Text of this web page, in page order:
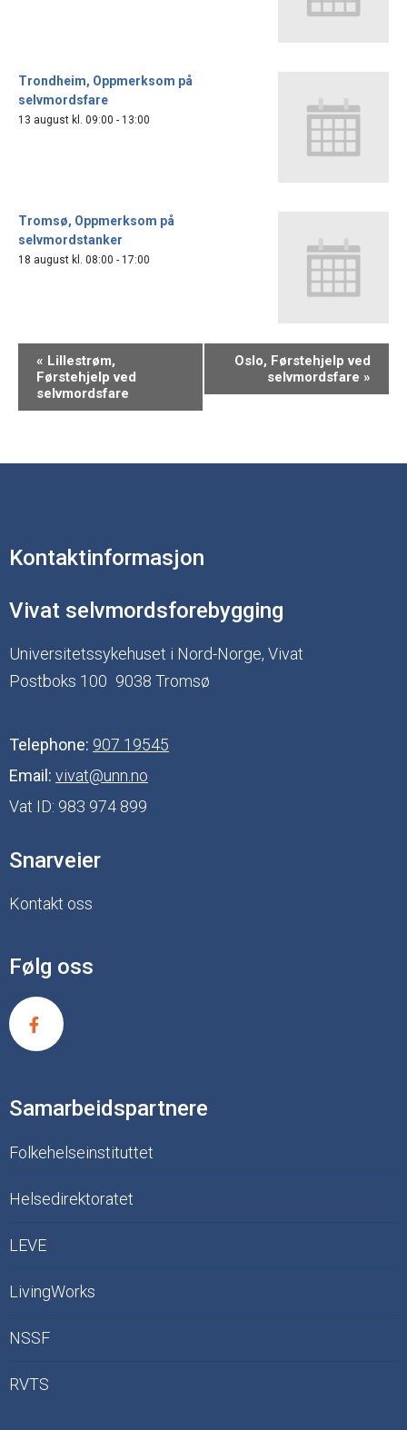
Trondheim, Oppmerksom på
selvmordsfare
13 august kl. 09:00 - 13:00
Tromsø, Oppmerksom på
selvmordstanker
18 august kl. 08:00 - 17:00
« Lillestrøm,
Førstehjelp ved
selvmordsfare
Oslo, Førstehjelp ved
selvmordsfare »
Kontaktinformasjon
Vivat selvmordsforebygging
Universitetssykehuset i Nord-Norge, Vivat
Postboks 100 9038 Tromsø
Telephone: 907 19545
Email: vivat@unn.no
Vat ID: 983 974 899
Snarveier
Kontakt oss
Følg oss
Samarbeidspartnere
Folkehelseinstituttet
Helsedirektoratet
LEVE
LivingWorks
NSSF
RVTS